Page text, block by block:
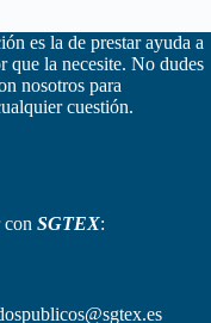
es la de prestar ayuda a
que la necesite. No dudes
nosotros para
cuestión.
con SGTEX: